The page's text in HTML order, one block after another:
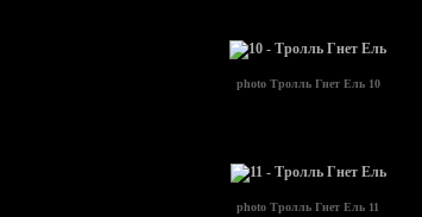
photo Тролль Гнет Ель 10
photo Тролль Гнет Ель 11